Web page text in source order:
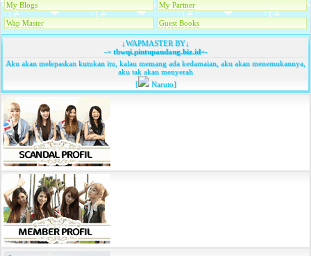
My Blogs My Partner
Wap Master Guest Books
↓WAPMASTER BY↓
-=tbwqi.pintupandang.biz.id=-
Aku akan melepaskan kutukan itu, kalau memang ada kedamaian, aku akan menemukannya,
aku tak akan menyerah
[
Naruto]